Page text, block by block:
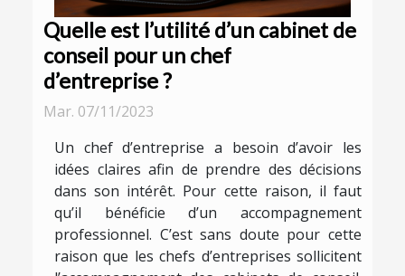
Quelle est l’utilité d’un cabinet de
conseil pour un chef
d’entreprise ?
Mar. 07/11/2023
Un chef d’entreprise a besoin d’avoir les
idées claires afin de prendre des décisions
dans son intérêt. Pour cette raison, il faut
qu’il bénéficie d’un accompagnement
professionnel. C’est sans doute pour cette
raison que les chefs d’entreprises sollicitent